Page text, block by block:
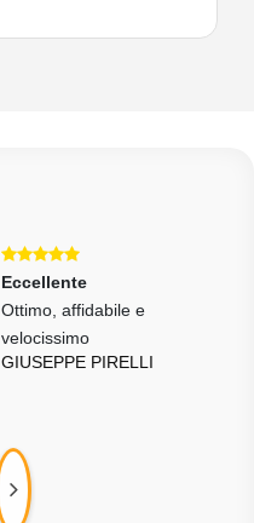
Eccellente
Ottimo, affidabile e
velocissimo
GIUSEPPE PIRELLI